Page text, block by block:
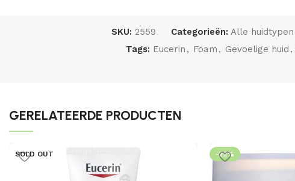
SKU: 2559 Categorieën: Alle huidtypen
Tags: Eucerin , Foam , Gevoelige huid ,
GERELATEERDE PRODUCTEN
SOLD OUT -22%